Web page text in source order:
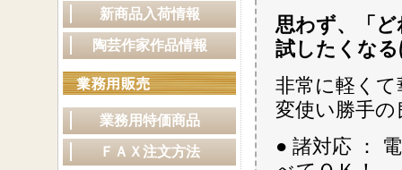
思わず、「
試したくな
非常に軽く
変使い勝手
● 諸対応 ：
新商品入荷情報
陶芸作家作品情報
業務用特価商品
ＦＡＸ注文方法